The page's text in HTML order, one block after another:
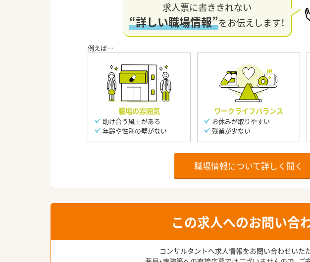
求人票に書ききれない
“詳しい職場情報”をお伝えします！
職場の雰囲気
助け合う風土がある
年齢や性別の壁がない
ワークライフバランス
お休みが取りやすい
残業が少ない
職場情報について詳しく聞く
この求人へのお問い合
コンサルタントへ求人情報をお問い合わせいた